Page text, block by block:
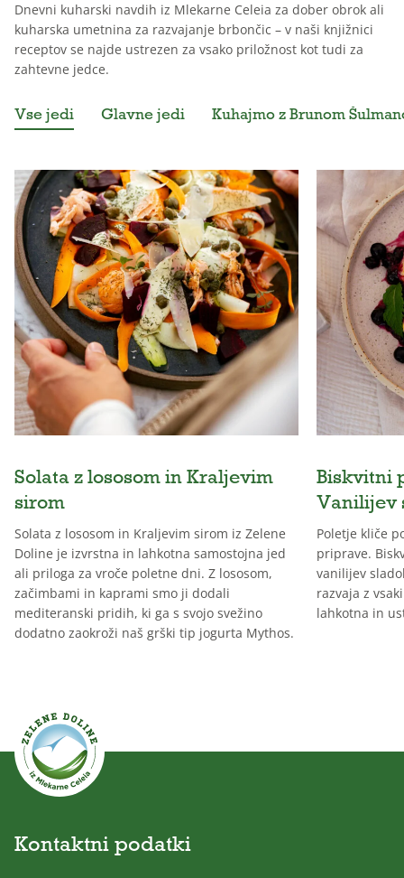
Dnevni kuharski navdih iz Mlekarne Celeia za dober obrok ali
kuharska umetnina za razvajanje brbončic – v naši knjižnici
receptov se najde ustrezen za vsako priložnost kot tudi za
zahtevne jedce.
Vse jedi Glavne jedi Kuhajmo z Brunom
Solata z lososom in Kraljevim
sirom
Solata z lososom in Kraljevim sirom iz Zelene
Doline je izvrstna in lahkotna samostojna jed
ali priloga za vroče poletne dni. Z lososom,
začimbami in kaprami smo ji dodali
mediteranski pridih, ki ga s svojo svežino
dodatno zaokroži naš grški tip jogurta Mythos.
Biskvitni
Vanilijev
Poletje kliče
priprave.
vanilijev
razvaja z
lahkotna in
Kontaktni podatki